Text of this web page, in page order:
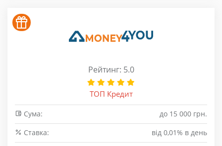
Рейтинг: 5.0
ТОП Кредит
Сума:
до 15 000 грн.
Cтавка:
від 0,01% в день